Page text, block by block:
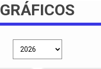
GRÁFICOS